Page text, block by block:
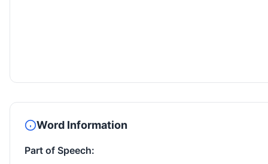
Word Information
Part of Speech: